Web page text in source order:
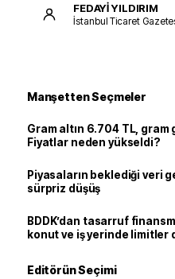
FEDAYİ YILDIRIM
İstanbul Ticaret
Manşetten Seçmeler
Gram altın 6.704 TL,
Fiyatlar neden yükseldi?
Piyasaların beklediği veri
sürpriz düşüş
BDDK’dan tasarruf
konut ve iş yerinde limitler
Editörün Seçimi